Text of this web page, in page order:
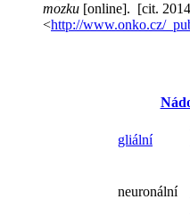
mozku [online]. [cit.
<http://www.onko.cz/
gliální
neuronální